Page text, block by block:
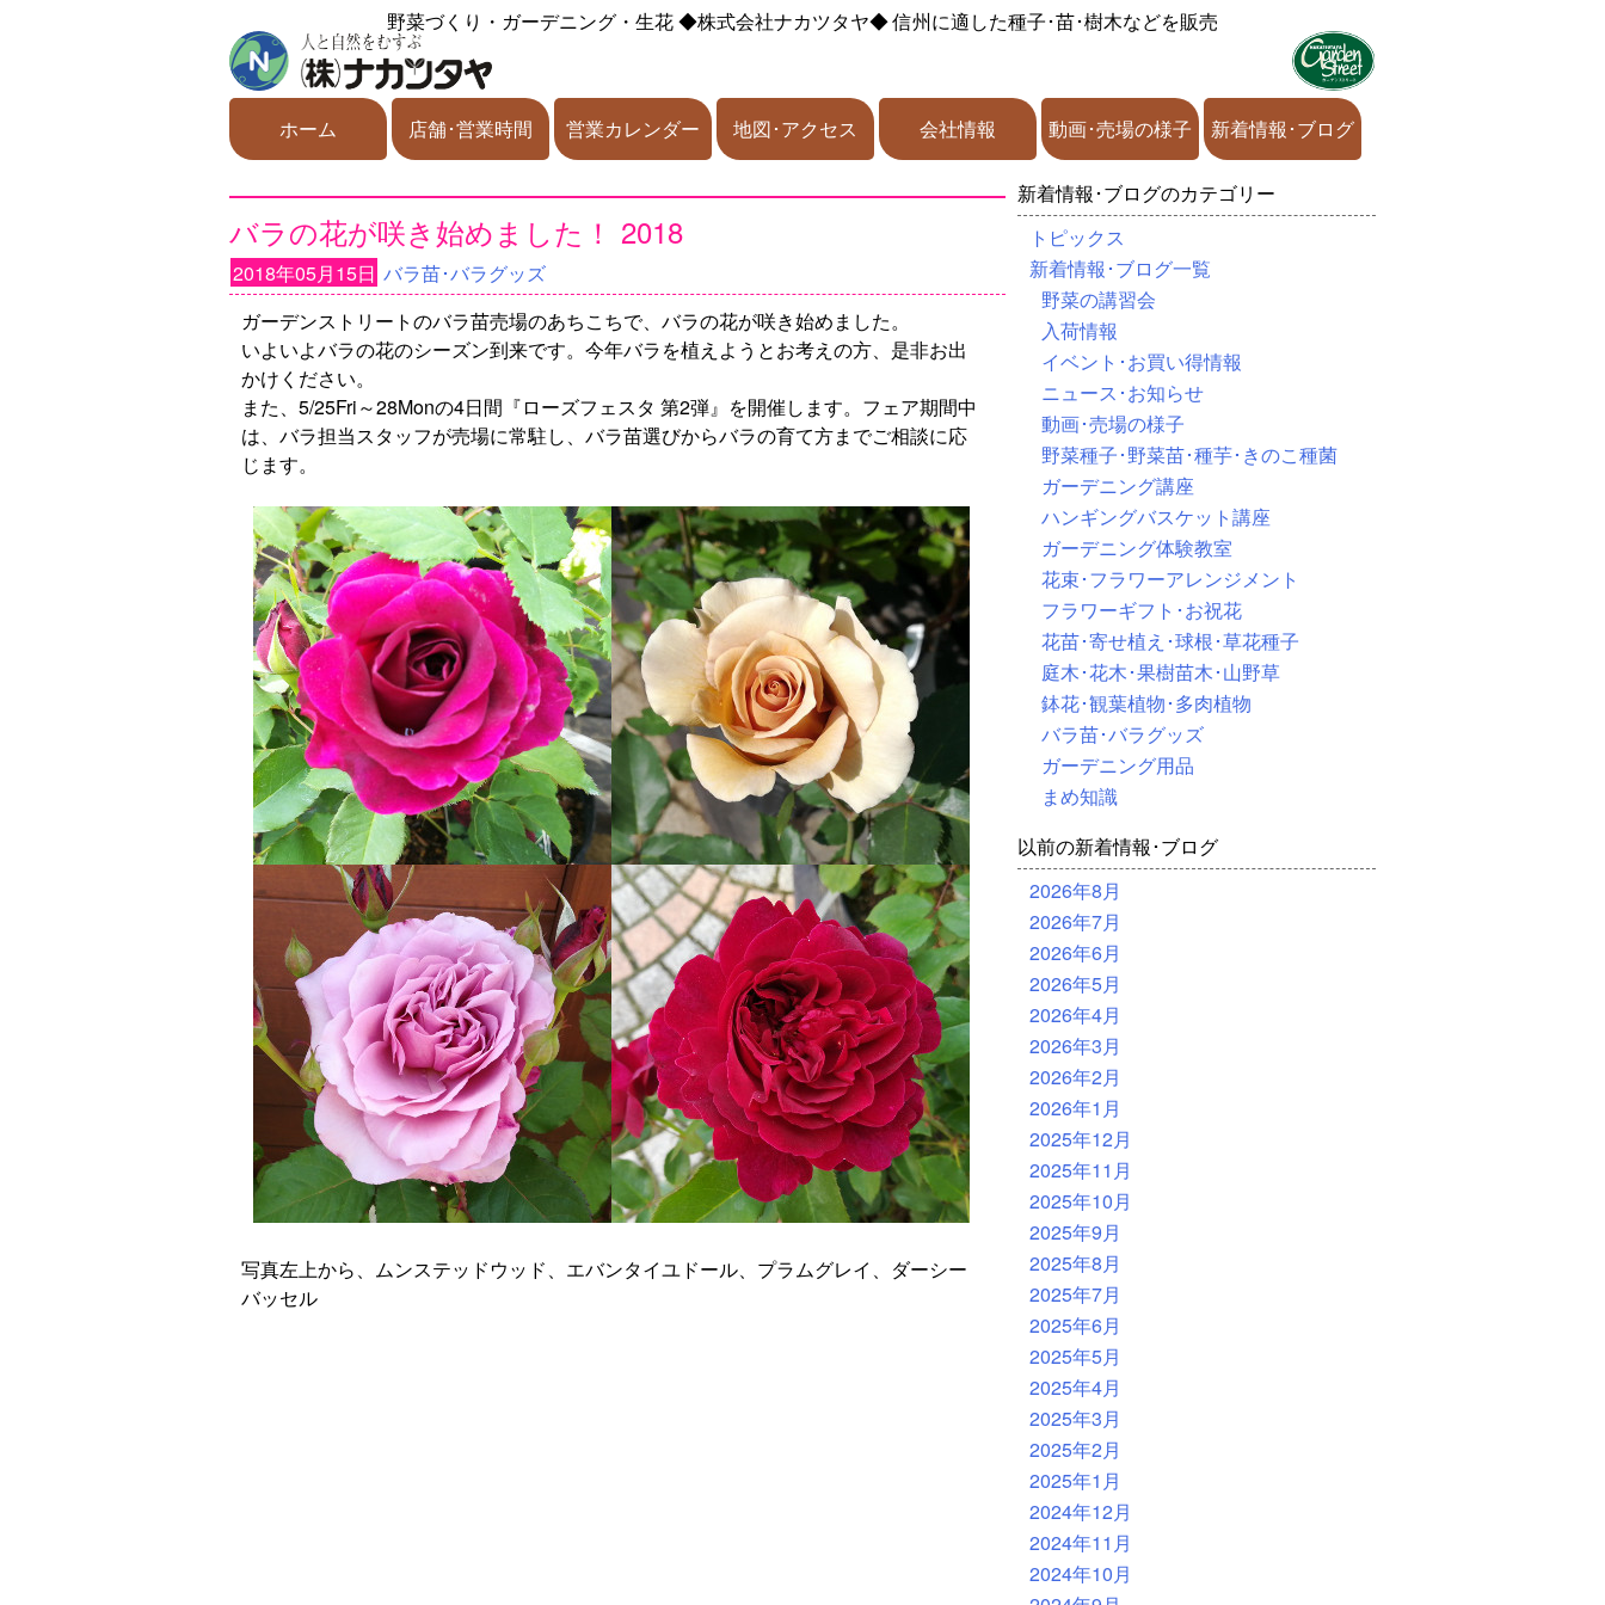
野菜づくり・ガーデニング・生花◆株式会社ナカツタヤ◆信州に適した種子･苗･樹木などを販売
ホーム 店舗･営業時間 営業カレンダー 地図･アクセス 会社情報 動画･売場の様子 新着情報･ブログ
バラの花が咲き始めました！ 2018
2018年05月15日 バラ苗･バラグッズ
ガーデンストリートのバラ苗売場のあちこちで、バラの花が咲き始めました。
いよいよバラの花のシーズン到来です。今年バラを植えようとお考えの方、是非お出
かけください。
また、5/25Fri～28Monの4日間『ローズフェスタ 第2弾』を開催します。フェア期間中
は、バラ担当スタッフが売場に常駐し、バラ苗選びからバラの育て方までご相談に応
じます。
写真左上から、ムンステッドウッド、エバンタイユドール、プラムグレイ、ダーシー
バッセル
新着情報･ブログのカテゴリー
トピックス
新着情報･ブログ一覧
野菜の講習会
入荷情報
イベント･お買い得情報
ニュース･お知らせ
動画･売場の様子
野菜種子･野菜苗･種芋･きのこ種菌
ガーデニング講座
ハンギングバスケット講座
ガーデニング体験教室
花束･フラワーアレンジメント
フラワーギフト･お祝花
花苗･寄せ植え･球根･草花種子
庭木･花木･果樹苗木･山野草
鉢花･観葉植物･多肉植物
バラ苗･バラグッズ
ガーデニング用品
まめ知識
以前の新着情報･ブログ
2026年8月
2026年7月
2026年6月
2026年5月
2026年4月
2026年3月
2026年2月
2026年1月
2025年12月
2025年11月
2025年10月
2025年9月
2025年8月
2025年7月
2025年6月
2025年5月
2025年4月
2025年3月
2025年2月
2025年1月
2024年12月
2024年11月
2024年10月